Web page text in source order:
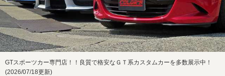
GTスポーツカー専門店！！良質で格安なＧＴ系カスタムカーを多数展示中！
(2026/07/18更新)